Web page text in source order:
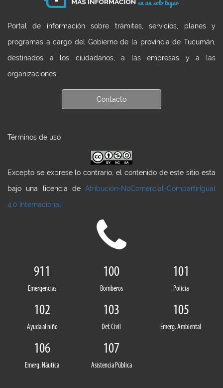
Portal de información sobre trámites, servicios, planes y
programas a cargo del Gobierno de la provincia de Tucumán,
destinados a los ciudadanos, a las empresas y a las
organizaciones.
Contacto
Términos de uso
Excepto se exprese lo contrario, el contenido de este sitio esta
bajo una licencia de Atribución-NoComercial-CompartirIgual
4.0 Internacional
911
Emergencias
100
Bomberos
101
Policia
102
Ayuda al niño
103
Def. Civil
105
Emerg. Ambiental
106
Emerg. Náutica
107
Asistencia Pública